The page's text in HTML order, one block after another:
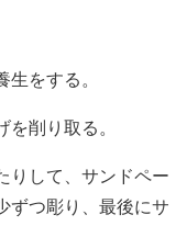
をする。
削り取る。
りして、サンドペー
ずつ彫り、最後にサ